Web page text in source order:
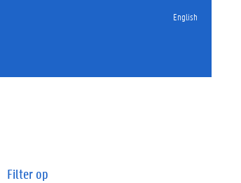
English
Filter op